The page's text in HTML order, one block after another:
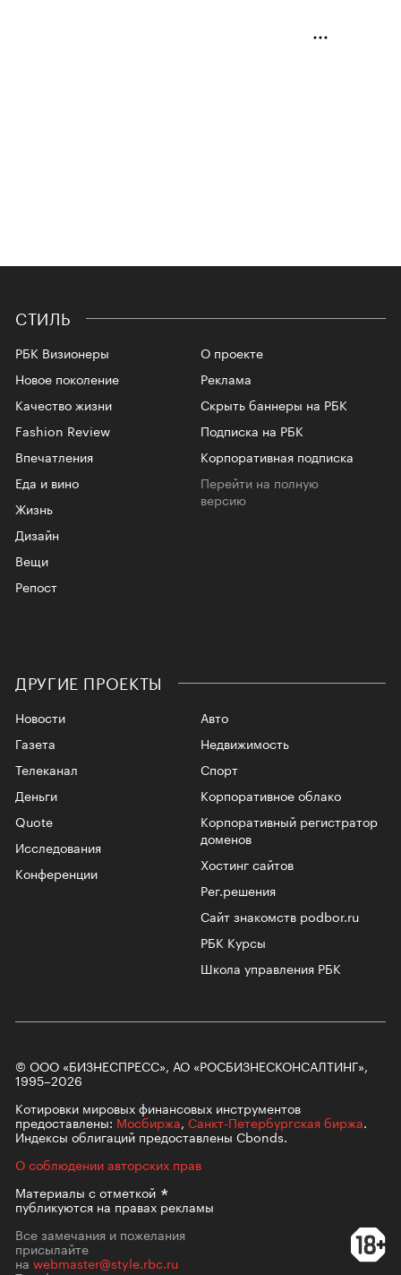
СТИЛЬ
РБК Визионеры
Новое поколение
Качество жизни
Fashion Review
Впечатления
Еда и вино
Жизнь
Дизайн
Вещи
Репост
О проекте
Реклама
Скрыть баннеры на РБК
Подписка на РБК
Корпоративная подписка
Перейти на полную
версию
ДРУГИЕ ПРОЕКТЫ
Новости
Газета
Телеканал
Авто
Недвижимость
Спорт
Корпоративное облако
Корпоративный регистратор
доменов
Хостинг сайтов
Рег.решения
Сайт знакомств podbor.ru
РБК Курсы
Школа управления РБК
Деньги
Quote
Исследования
Конференции
© ООО «БИЗНЕСПРЕСС», АО «РОСБИЗНЕСКОНСАЛТИНГ»,
1995–2026
Котировки мировых финансовых инструментов
предоставлены: Мосбиржа, Санкт-Петербургская биржа.
Индексы облигаций предоставлены Cbonds.
О соблюдении авторских прав
Материалы сотметкой
публикуются на правах рекламы
Все замечания и пожелания
присылайте
на webmaster@style.rbc.ru